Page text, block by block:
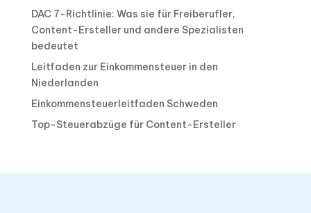
DAC 7-Richtlinie: Was sie für Freiberufler,
Content-Ersteller und andere Spezialisten
bedeutet
Leitfaden zur Einkommensteuer in den
Niederlanden
Einkommensteuerleitfaden Schweden
Top-Steuerabzüge für Content-Ersteller